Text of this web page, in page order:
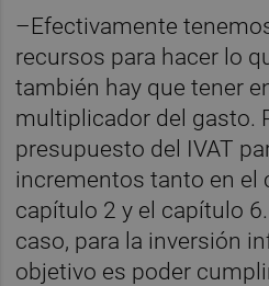
–Efectivamente
recursos para hacer lo
también hay que tener
multiplicador del gasto.
presupuesto del IVAT
incrementos tanto en el
capítulo 2 y el capítulo
caso, para la inversión
objetivo es poder